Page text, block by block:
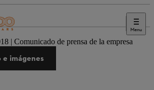
Menu
| Comunicado de prensa de la empresa
e imágenes